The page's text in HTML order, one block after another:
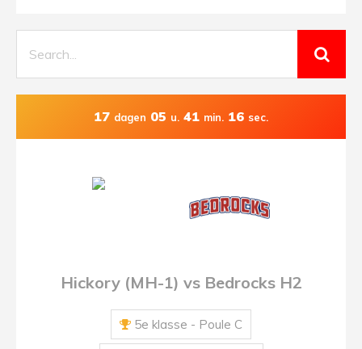
17 dagen 05 u. 41 min. 16 sec.
Hickory (MH-1) vs Bedrocks H2
5e klasse - Poule C